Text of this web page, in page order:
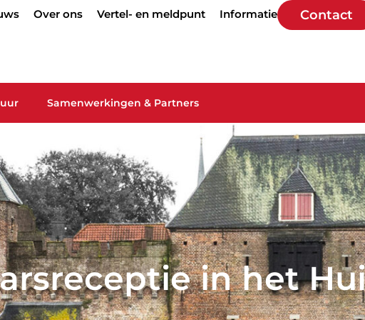
Over ons Vertel- en meldpunt Informatie Contact
Samenwerkingen & Partners
in het